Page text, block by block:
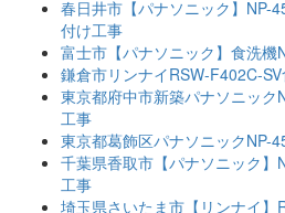
春日井市【パナソニック】NP-
付け工事
富士市【パナソニック】食洗機
鎌倉市リンナイRSW-F402C-
東京都府中市新築パナソニック
工事
東京都葛飾区パナソニックNP-
千葉県香取市【パナソニック】
工事
埼玉県さいたま市【リンナイ